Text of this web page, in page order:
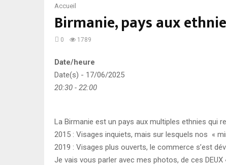
Accueil
Birmanie, pays aux
0 1789
Date/heure
Date(s) - 17/06/2025
20:30 - 22:00
La Birmanie est un pays aux multiples ethnies qui
2015 : Visages inquiets, mais sur lesquels nos «
2019 : Visages plus ouverts, le commerce s’est
Je vais vous parler avec mes photos, de ces